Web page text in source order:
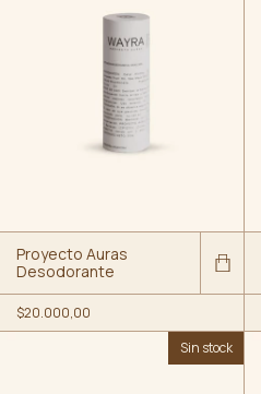
Proyecto Auras
Desodorante
$20.000,00
Sin stock